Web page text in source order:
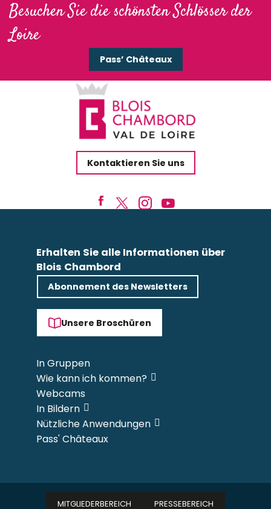
Besuchen Sie die schönsten Schlösser der
Loire
Pass’ Châteaux
Kontaktieren Sie uns
Erhalten Sie alle Informationen über
Blois Chambord
Abonnement des Newsletters
Unsere Broschüren
In Gruppen
Wie kann ich kommen?
Webcams
In Bildern
Nützliche Anwendungen
Pass' Châteaux
MITGLIEDERBEREICH PRESSEBEREICH